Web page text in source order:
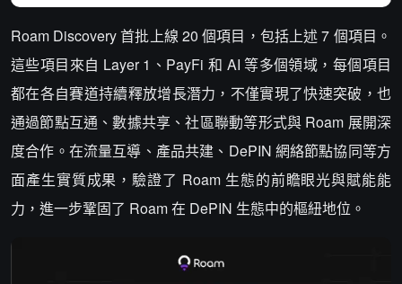
Roam Discovery 首批上線 20 個項目，包括上述 7 個項目。
這些項目來自 Layer 1、PayFi 和 AI 等多個領域，每個項目
都在各自賽道持續釋放增長潛力，不僅實現了快速突破，也
通過節點互通、數據共享、社區聯動等形式與 Roam 展開深
度合作。在流量互導、產品共建、DePIN 網絡節點協同等方
面產生實質成果，驗證了 Roam 生態的前瞻眼光與賦能能
力，進一步鞏固了 Roam 在 DePIN 生態中的樞紐地位。